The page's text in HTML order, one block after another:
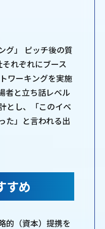
グ」 ピッチ後の質
れぞれにブース
ワーキングを実施
者と立ち話レベル
とし、「このイベ
た」と言われる出
すめ
的（資本）提携を